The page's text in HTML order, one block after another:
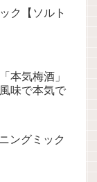
ク【ソルト
本気梅酒」
味で本気で
ングミック